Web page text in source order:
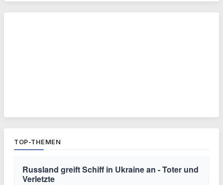
TOP-THEMEN
Russland greift Schiff in Ukraine an - Toter und
Verletzte